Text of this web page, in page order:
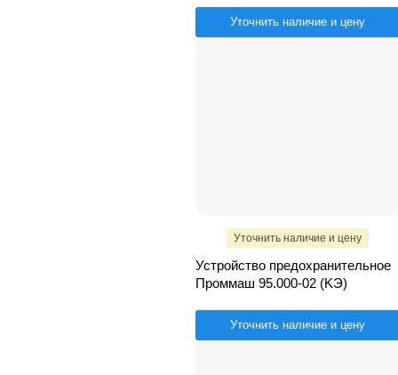
Уточнить наличие и цену
Уточнить наличие и цену
Устройство предохранительное
Проммаш 95.000-02 (KЭ)
Уточнить наличие и цену